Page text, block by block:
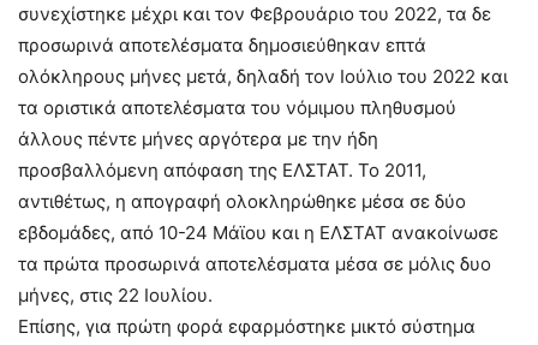
συνεχίστηκε μέχρι και τον Φεβρουάριο του 2022, τα δε
προσωρινά αποτελέσματα δημοσιεύθηκαν επτά
ολόκληρους μήνες μετά, δηλαδή τον Ιούλιο του 2022 και
τα οριστικά αποτελέσματα του νόμιμου πληθυσμού
άλλους πέντε μήνες αργότερα με την ήδη
προσβαλλόμενη απόφαση της ΕΛΣΤΑΤ. Το 2011,
αντιθέτως, η απογραφή ολοκληρώθηκε μέσα σε δύο
εβδομάδες, από 10-24 Μάϊου και η ΕΛΣΤΑΤ ανακοίνωσε
τα πρώτα προσωρινά αποτελέσματα μέσα σε μόλις δυο
μήνες, στις 22 Ιουλίου.
Επίσης, για πρώτη φορά εφαρμόστηκε μικτό σύστημα